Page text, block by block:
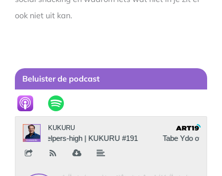
ook niet uit kan.
Beluister de podcast